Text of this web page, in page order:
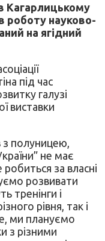
Кагарлицькому
роботу науково-
на ягідний
під час
галузі
виставки
з полуницею,
не має
за власні
розвивати
тренінги і
рівня, так і
ми плануємо
з різними